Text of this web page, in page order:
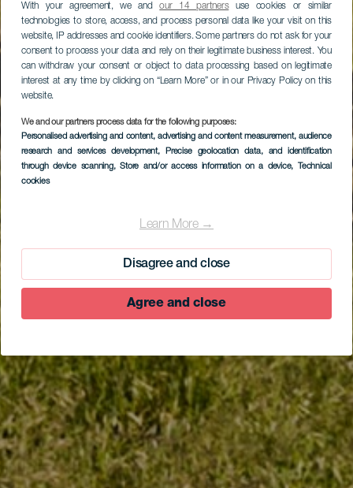
With your agreement, we andour 14 partnersuse cookies or similar
technologies to store, access, and process personal data like your visit on this
website, IP addresses and cookie identifiers. Some partners do not ask for your
consent to process your data and rely on their legitimate business interest. You
can withdraw your consent or object to data processing based on legitimate
interest at any time by clicking on “Learn More” or in our Privacy Policy on this
website.
We and our partners process data for the following purposes:
Personalised advertising and content, advertising and content measurement, audience
research and services development, Precise geolocation data, and identification
through device scanning, Store and/or access information on a device, Technical
cookies
Learn More →
Disagree and close
Agree and close